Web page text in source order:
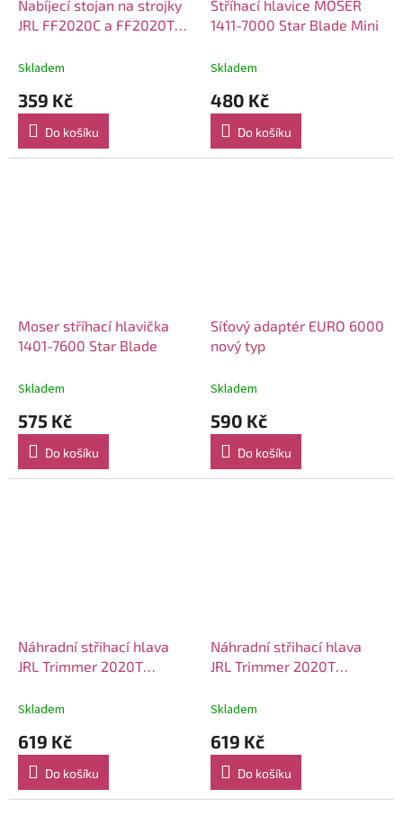
Nabíjecí stojan na strojky
JRL FF2020C a FF2020T
Skladem
359 Kč
Do košíku
Stříhací hlavice MOSER
1411-7000 Star Blade Mini
Skladem
480 Kč
Do košíku
Moser stříhací hlavička
1401-7600 Star Blade
Skladem
575 Kč
Do košíku
Síťový adaptér EURO 6000
nový typ
Skladem
590 Kč
Do košíku
Náhradní střihací hlava
JRL Trimmer 2020T
Skladem
619 Kč
Do košíku
Náhradní střihací hlava
JRL Trimmer 2020T
Skladem
619 Kč
Do košíku